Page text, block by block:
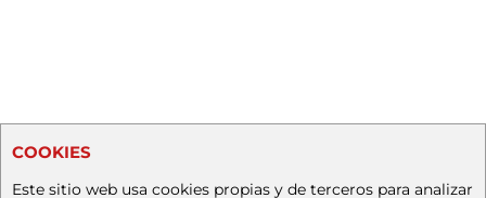
COOKIES
Este sitio web usa cookies propias y de terceros para analizar